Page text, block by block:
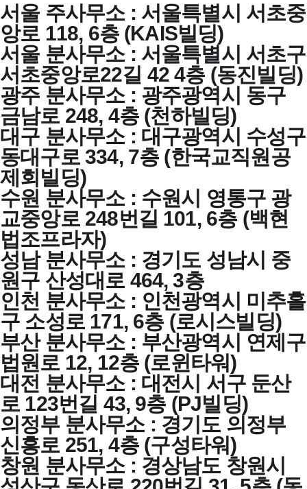
서울 주사무소 : 서울특별시 서초중
앙로 118, 6층 (KAIS빌딩)
서울 분사무소 : 서울특별시 서초구
서초중앙로22길 42 4층 (동진빌딩)
광주 분사무소 : 광주광역시 동구
금남로 248, 4층 (천하빌딩)
대구 분사무소 : 대구광역시 수성구
동대구로 334, 7층 (한국교직원공
제회빌딩)
수원 분사무소 : 수원시 영통구 광
교중앙로 248번길 101, 6층 (백현
법조프라자)
성남 분사무소 : 경기도 성남시 중
원구 산성대로 464, 3층
인천 분사무소 : 인천광역시 미추홀
구 소성로 171, 6층 (로시스빌딩)
부산 분사무소 : 부산광역시 연제구
법원로 12, 12층 (로윈타워)
대전 분사무소 : 대전시 서구 둔산
로 123번길 43, 9층 (PJ빌딩)
의정부 분사무소 : 경기도 의정부
신흥로 251, 4층 (구성타워)
창원 분사무소 : 경상남도 창원시